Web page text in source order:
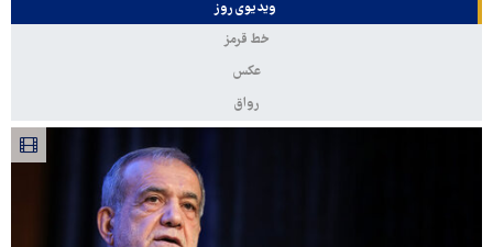
ویدیوی روز
خط قرمز
عکس
رواق